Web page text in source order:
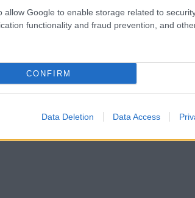
allow Google to enable storage related to
functionality and fraud prevention, and
CONFIRM
Data Deletion Data Access
Police
alkalmazásokra
már évek óta
2026.07.12
|
Az Edge Panel az
funkció, amely